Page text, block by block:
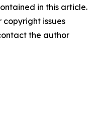
in this article.
issues
the author